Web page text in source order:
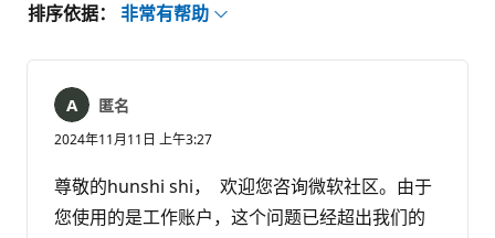
排序依据： 非常有帮助
匿名
2024年11月11日 上午3:27
尊敬的hunshi shi， 欢迎您咨询微软社区。由于
您使用的是工作账户，这个问题已经超出我们的